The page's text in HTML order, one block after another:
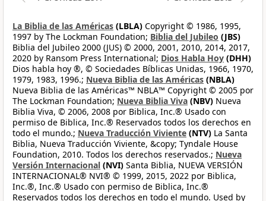
La Biblia de las Américas (LBLA) Copyright © 1986, 1995,
1997 by The Lockman Foundation; Biblia del Jubileo (JBS)
Biblia del Jubileo 2000 (JUS) © 2000, 2001, 2010, 2014, 2017,
2020 by Ransom Press International; Dios Habla Hoy (DHH)
Dios habla hoy ®, © Sociedades Bíblicas Unidas, 1966, 1970,
1979, 1983, 1996.; Nueva Biblia de las Américas (NBLA)
Nueva Biblia de las Américas™ NBLA™ Copyright © 2005 por
The Lockman Foundation; Nueva Biblia Viva (NBV) Nueva
Biblia Viva, © 2006, 2008 por Biblica, Inc.® Usado con
permiso de Biblica, Inc.® Reservados todos los derechos en
todo el mundo.; Nueva Traducción Viviente (NTV) La Santa
Biblia, Nueva Traducción Viviente, &copy; Tyndale House
Foundation, 2010. Todos los derechos reservados.; Nueva
Versión Internacional (NVI) Santa Biblia, NUEVA VERSIÓN
INTERNACIONAL® NVI® © 1999, 2015, 2022 por Biblica,
Inc.®, Inc.® Usado con permiso de Biblica, Inc.®
Reservados todos los derechos en todo el mundo. Used by